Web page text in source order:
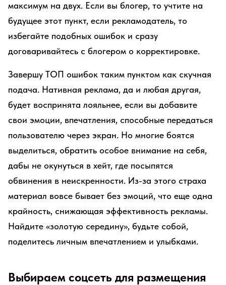
максимум на двух. Если вы блогер, то учтите на
будущее этот пункт, если рекламодатель, то
избегайте подобных ошибок и сразу
договаривайтесь с блогером о корректировке.
Завершу ТОП ошибок таким пунктом как скучная
подача. Нативная реклама, да и любая другая,
будет воспринята лояльнее, если вы добавите
свои эмоции, впечатления, способные передаться
пользователю через экран. Но многие боятся
выделиться, обратить особое внимание на себя,
дабы не окунуться в хейт, где посыпятся
обвинения в неискренности. Из-за этого страха
материал вовсе бывает без эмоций, что еще одна
крайность, снижающая эффективность рекламы.
Найдите «золотую середину», будьте собой,
поделитесь личным впечатлением и улыбками.
Выбираем соцсеть для размещения